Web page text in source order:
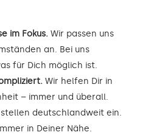
im Fokus. Wir passen uns
an. Bei uns
für Dich möglich ist.
Wir helfen Dir in
– immer und überall.
stellen deutschlandweit ein.
in Deiner Nähe.